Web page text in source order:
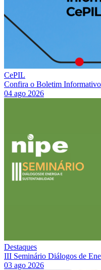
CePIL
Confira o Boletim
04 ago 2026
Destaques
III Seminário Diálogos de
03 ago 2026